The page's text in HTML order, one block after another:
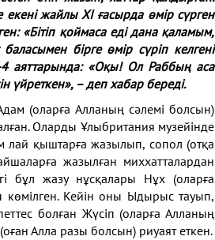
жайлы XI ғасырда өмір сүрген
«Бітіп қоймаса еді дана қаламым,
бірге өмір сүріп келгені
4 аяттарында: «Оқы! Ол Раббың аса
үйреткен», – деп хабар береді.
(оларға Алланың сәлемі болсын)
Оларды Ұлыбритания музейінде
лай қыштарға жазылып, сопол (отқа
жазылған миххатталардан
бұл жазу нұсқалары Нұх (оларға
көмілген. Кейін оны Ыдырыс тауып,
болған Жүсіп (оларға Алланың
Алла разы болсын) риуаят еткен.